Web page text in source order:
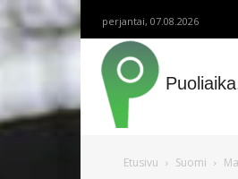
perjantai, 07.08.2026
Etusivu Suomi